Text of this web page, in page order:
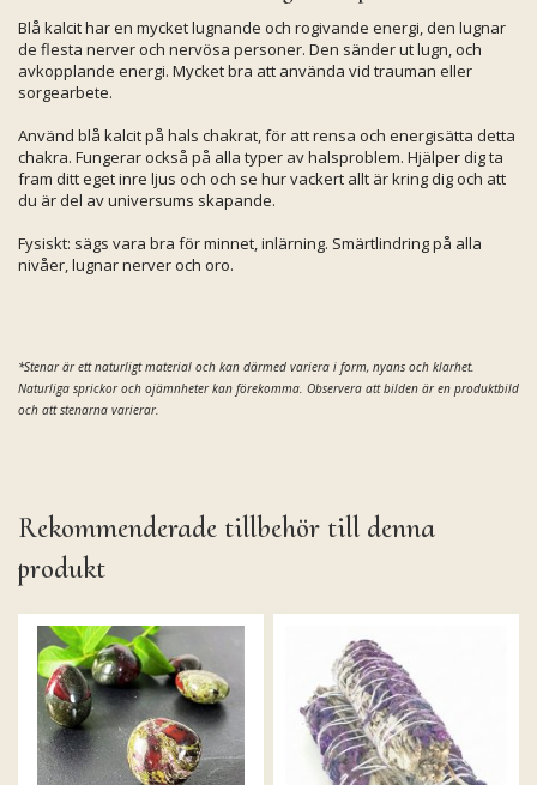
Blå kalcit har en mycket lugnande och rogivande energi, den lugnar
de flesta nerver och nervösa personer. Den sänder ut lugn, och
avkopplande energi. Mycket bra att använda vid trauman eller
sorgearbete.
Använd blå kalcit på hals chakrat, för att rensa och energisätta detta
chakra. Fungerar också på alla typer av halsproblem. Hjälper dig ta
fram ditt eget inre ljus och och se hur vackert allt är kring dig och att
du är del av universums skapande.
Fysiskt: sägs vara bra för minnet, inlärning. Smärtlindring på alla
nivåer, lugnar nerver och oro.
*Stenar är ett naturligt material och kan därmed variera i form, nyans och klarhet.
Naturliga sprickor och ojämnheter kan förekomma. Observera att bilden är en produktbild
och att stenarna varierar.
Rekommenderade tillbehör till denna
produkt